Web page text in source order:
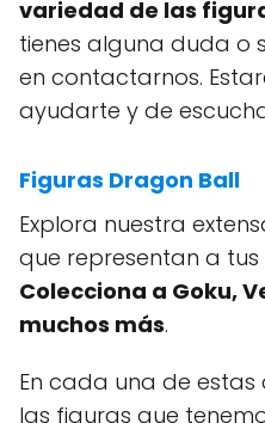
variedad de las
tienes alguna duda o
en contactarnos.
ayudarte y de
Figuras Dragon Ball
Explora nuestra
que representan a
Colecciona a Goku,
muchos más.
En cada una de
las figuras que